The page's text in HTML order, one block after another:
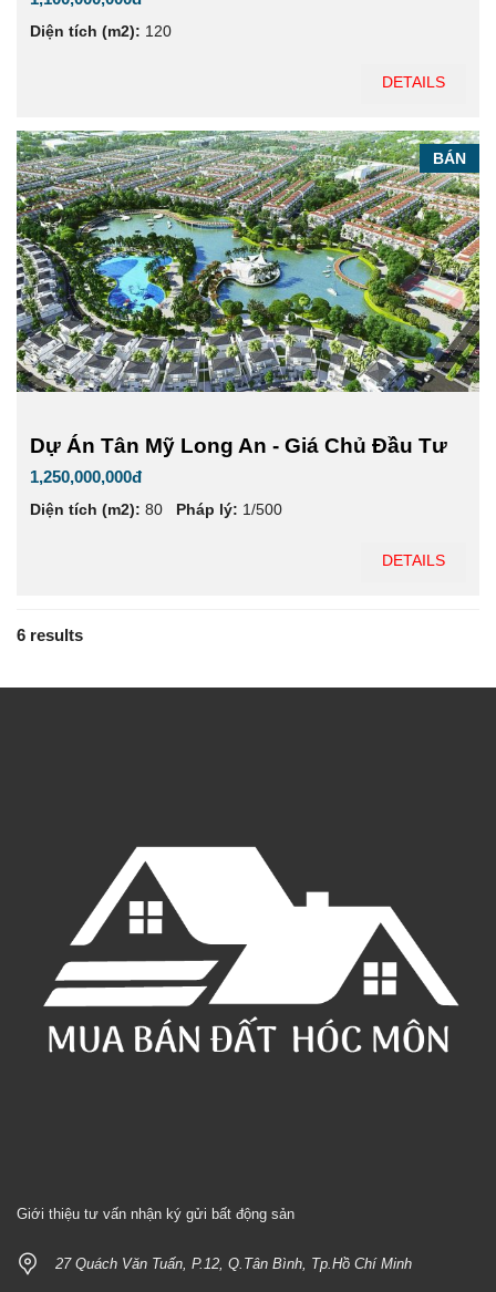
Diện tích (m2): 120
DETAILS
BÁN
Dự Án Tân Mỹ Long An - Giá Chủ Đầu Tư
1,250,000,000đ
Diện tích (m2): 80 Pháp lý: 1/500
DETAILS
6 results
Giới thiệu tư vấn nhận ký gửi bất động sản
27 Quách Văn Tuấn, P.12, Q.Tân Bình, Tp.Hồ Chí Minh